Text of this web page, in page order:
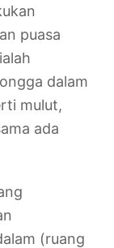
puasa
dalam
mulut,
ada
(ruang